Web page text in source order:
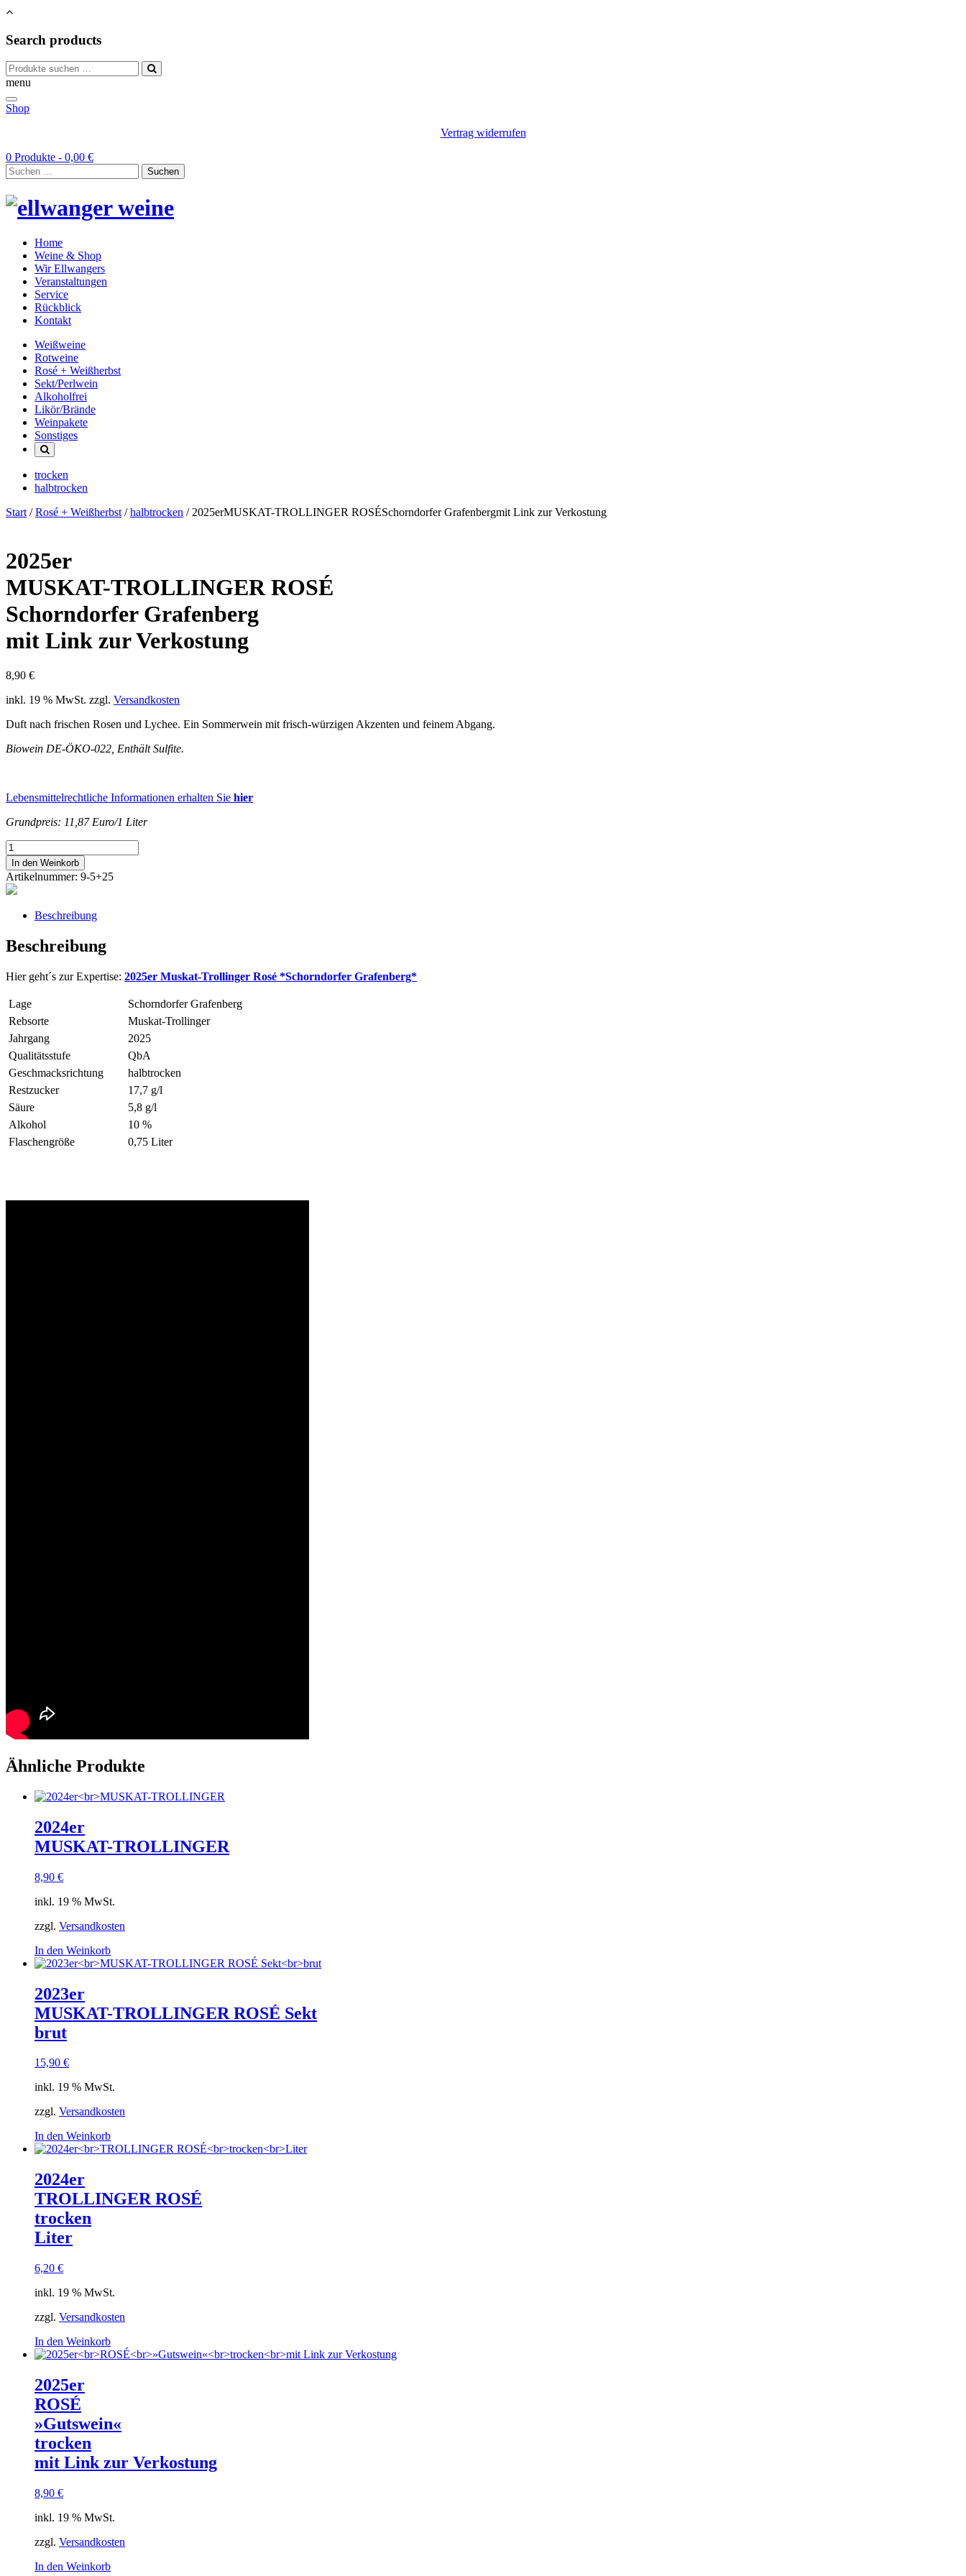
Search products
Suchen
nach:
menu
Shop
Vertrag widerrufen
0 Produkte - 0,00 €
Suchen
nach:
Home
Weine & Shop
Wir Ellwangers
Veranstaltungen
Service
Rückblick
Kontakt
Weißweine
Rotweine
Rosé + Weißherbst
Sekt/Perlwein
Alkoholfrei
Likör/Brände
Weinpakete
Sonstiges
trocken
halbtrocken
Start /Rosé + Weißherbst /halbtrocken / 2025erMUSKAT-TROLLINGER ROSÉSchorndorfer Grafenbergmit Link zur Verkostung
2025er
MUSKAT-TROLLINGER ROSÉ
Schorndorfer Grafenberg
mit Link zur Verkostung
8,90 €
inkl. 19 % MwSt. zzgl. Versandkosten
Duft nach frischen Rosen und Lychee. Ein Sommerwein mit frisch-würzigen Akzenten und feinem Abgang.
Biowein DE-ÖKO-022, Enthält Sulfite.
Lebensmittelrechtliche Informationen erhalten Sie hier
Grundpreis: 11,87 Euro/1 Liter
2025erMUSKAT-
TROLLINGER
ROSÉSchorndorfer
Grafenbergmit
Link
Verkostung
In den Weinkorb
Artikelnummer: 9-5+25
Beschreibung
Beschreibung
Hier geht´s zur Expertise: 2025er Muskat-Trollinger Rosé *Schorndorfer Grafenberg*
Lage
Schorndorfer Grafenberg
Rebsorte
Muskat-Trollinger
Jahrgang
2025
Qualitätsstufe
QbA
Geschmacksrichtung
halbtrocken
Restzucker
17,7 g/l
Säure
5,8 g/l
Alkohol
10 %
Flaschengröße
0,75 Liter
Ähnliche Produkte
2024er
MUSKAT-TROLLINGER
8,90 €
inkl. 19 % MwSt.
zzgl. Versandkosten
In den Weinkorb
2023er
MUSKAT-TROLLINGER ROSÉ Sekt
brut
15,90 €
inkl. 19 % MwSt.
zzgl. Versandkosten
In den Weinkorb
2024er
TROLLINGER ROSÉ
trocken
Liter
6,20 €
inkl. 19 % MwSt.
zzgl. Versandkosten
In den Weinkorb
2025er
ROSÉ
»Gutswein«
trocken
mit Link zur Verkostung
8,90 €
inkl. 19 % MwSt.
zzgl. Versandkosten
In den Weinkorb